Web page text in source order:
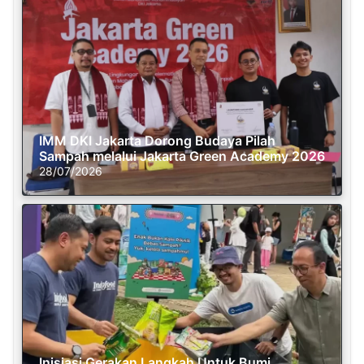
IMM DKI Jakarta Dorong Budaya Pilah
Sampah melalui Jakarta Green Academy 2026
28/07/2026